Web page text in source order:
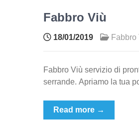
Fabbro Viù
18/01/2019 Fabbro
Fabbro Viù servizio di
serrande. Apriamo la tua
Read more →